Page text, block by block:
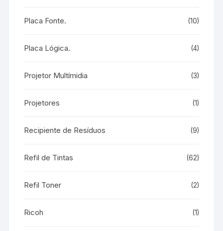
Placa Fonte. (10)
Placa Lógica. (4)
Projetor Multímidia (3)
Projetores (1)
Recipiente de Resíduos (9)
Refil de Tintas (62)
Refil Toner (2)
Ricoh (1)